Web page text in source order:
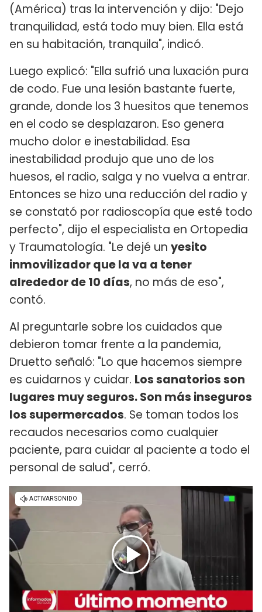
(América) tras la intervención y dijo: "Dejo
tranquilidad, está todo muy bien. Ella está
en su habitación, tranquila", indicó.
Luego explicó: "Ella sufrió una luxación pura
de codo. Fue una lesión bastante fuerte,
grande, donde los 3 huesitos que tenemos
en el codo se desplazaron. Eso genera
mucho dolor e inestabilidad. Esa
inestabilidad produjo que uno de los
huesos, el radio, salga y no vuelva a entrar.
Entonces se hizo una reducción del radio y
se constató por radioscopía que esté todo
perfecto", dijo el especialista en Ortopedia
y Traumatología. "Le dejé un yesito
inmovilizador que la va a tener
alrededor de 10 días, no más de eso",
contó.
Al preguntarle sobre los cuidados que
debieron tomar frente a la pandemia,
Druetto señaló: "Lo que hacemos siempre
es cuidarnos y cuidar. Los sanatorios son
lugares muy seguros. Son más inseguros
los supermercados. Se toman todos los
recaudos necesarios como cualquier
paciente, para cuidar al paciente a todo el
personal de salud", cerró.